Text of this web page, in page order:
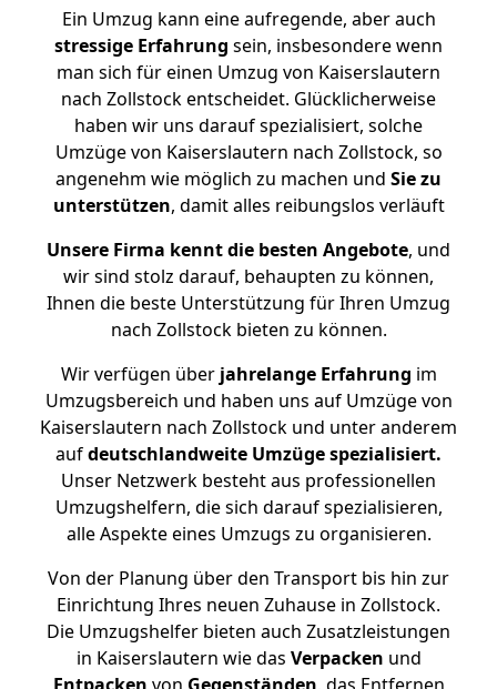
Ein Umzug kann eine aufregende, aber auch
stressige Erfahrung sein, insbesondere wenn
man sich für einen Umzug von Kaiserslautern
nach Zollstock entscheidet. Glücklicherweise
haben wir uns darauf spezialisiert, solche
Umzüge von Kaiserslautern nach Zollstock, so
angenehm wie möglich zu machen und Sie zu
unterstützen, damit alles reibungslos verläuft
Unsere Firma kennt die besten Angebote, und
wir sind stolz darauf, behaupten zu können,
Ihnen die beste Unterstützung für Ihren Umzug
nach Zollstock bieten zu können.
Wir verfügen überjahrelange Erfahrung im
Umzugsbereich und haben uns auf Umzüge von
Kaiserslautern nach Zollstock und unter anderem
aufdeutschlandweite Umzüge spezialisiert.
Unser Netzwerk besteht aus professionellen
Umzugshelfern, die sich darauf spezialisieren,
alle Aspekte eines Umzugs zu organisieren.
Von der Planung über den Transport bis hin zur
Einrichtung Ihres neuen Zuhause in Zollstock.
Die Umzugshelfer bieten auch Zusatzleistungen
in Kaiserslautern wie das Verpacken und